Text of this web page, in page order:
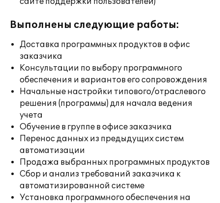
Выполнены следующие работы:
Доставка программных продуктов в офис
заказчика
Консультации по выбору программного
обеспечения и вариантов его сопровождения
Начальные настройки типового/отраслевого
решения (программы) для начала ведения
учета
Обучение в группе в офисе заказчика
Перенос данных из предыдущих систем
автоматизации
Продажа выбранных программных продуктов
Сбор и анализ требований заказчика к
автоматизированной системе
Установка программного обеспечения на